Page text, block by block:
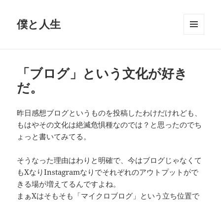
僕と人生
「ブログ」という文化が好き
だ。
昨日感想ブログというものを投稿したわけだけれども、
もはやその文化は絶滅危惧種なのでは？と思ったのでち
ょっと書いてみてる。
そうなった理由はわりと明確で、今はブログじゃなくて
もXなりInstagramなりでそれぞれのアウトプットがで
きる場が増えてるんですよね。
まぁXはそもそも「マイクロブログ」という立ち位置で